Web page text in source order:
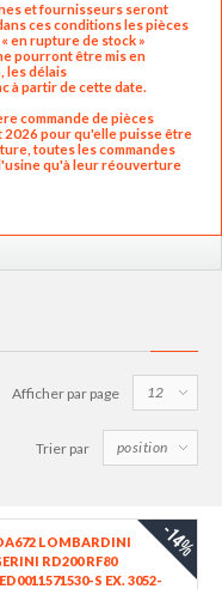
et fournisseurs seront
ces conditions les pièces
en rupture de stock »
pourront être mis en
les délais
à partir de cette date.
commande de pièces
2026 pour qu'elle puisse être
toutes les commandes
qu'à leur réouverture
Afficher par page
Trier par
LOMBARDINI
RD200 RF80
S EX. 3052-
-14%